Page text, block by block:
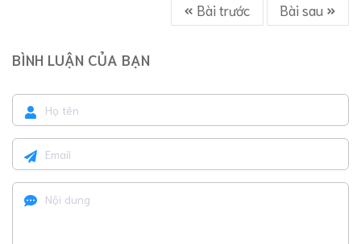
Bài trước Bài sau
BÌNH LUẬN CỦA BẠN